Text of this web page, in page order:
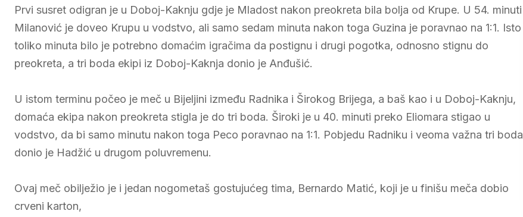
Prvi susret odigran je u Doboj-Kaknju gdje je Mladost nakon preokreta bila bolja od Krupe. U 54. minuti
Milanović je doveo Krupu u vodstvo, ali samo sedam minuta nakon toga Guzina je poravnao na 1:1. Isto
toliko minuta bilo je potrebno domaćim igračima da postignu i drugi pogotka, odnosno stignu do
preokreta, a tri boda ekipi iz Doboj-Kaknja donio je Anđušić.
U istom terminu počeo je meč u Bijeljini između Radnika i Širokog Brijega, a baš kao i u Doboj-Kaknju,
domaća ekipa nakon preokreta stigla je do tri boda. Široki je u 40. minuti preko Eliomara stigao u
vodstvo, da bi samo minutu nakon toga Peco poravnao na 1:1. Pobjedu Radniku i veoma važna tri boda
donio je Hadžić u drugom poluvremenu.
Ovaj meč obilježio je i jedan nogometaš gostujućeg tima, Bernardo Matić, koji je u finišu meča dobio
crveni karton,